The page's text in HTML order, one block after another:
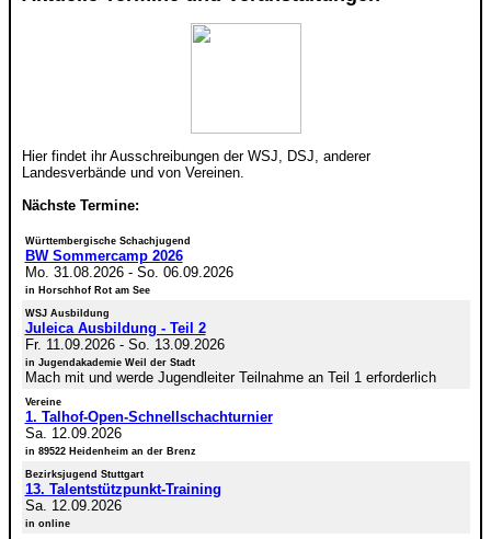
Hier findet ihr Ausschreibungen der WSJ, DSJ, anderer
Landesverbände und von Vereinen.
Nächste Termine:
Württembergische Schachjugend
BW Sommercamp 2026
Mo. 31.08.2026- So. 06.09.2026
in Horschhof Rot am See
WSJ Ausbildung
Juleica Ausbildung - Teil 2
Fr. 11.09.2026- So. 13.09.2026
in Jugendakademie Weil der Stadt
Mach mit und werde Jugendleiter Teilnahme an Teil 1 erforderlich
Vereine
1. Talhof-Open-Schnellschachturnier
Sa. 12.09.2026
in 89522 Heidenheim an der Brenz
Bezirksjugend Stuttgart
13. Talentstützpunkt-Training
Sa. 12.09.2026
in online